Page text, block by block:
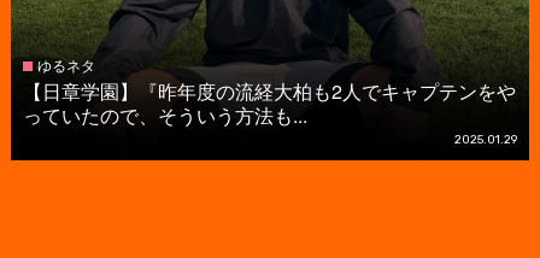
ゆるネタ
【日章学園】『昨年度の流経大柏も2人でキャプテンをや
っていたので、そういう方法も...
2025.01.29